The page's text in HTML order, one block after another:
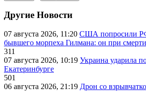
Другие Новости
07 августа 2026, 11:20 США попросили
бывшего морпеха Гилмана: он при
311
07 августа 2026, 10:19 Украина ударила
Екатеринбурге
501
06 августа 2026, 21:19 Дрон со